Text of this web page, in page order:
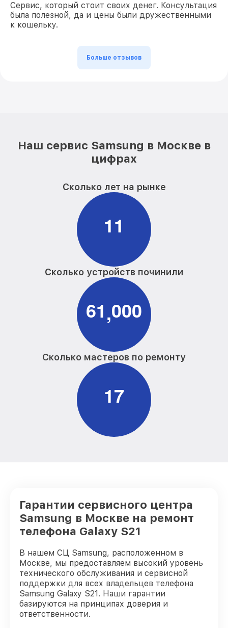
Сервис, который стоит своих денег. Консультация
была полезной, да и цены были дружественными
к кошельку.
Больше отзывов
Наш сервис Samsung в Москве в
цифрах
Сколько лет на рынке
11
Сколько устройств починили
61,000
Сколько мастеров по ремонту
17
Гарантии сервисного центра
Samsung в Москве на ремонт
телефона Galaxy S21
В нашем СЦ Samsung, расположенном в
Москве, мы предоставляем высокий уровень
технического обслуживания и сервисной
поддержки для всех владельцев телефона
Samsung Galaxy S21. Наши гарантии
базируются на принципах доверия и
ответственности.